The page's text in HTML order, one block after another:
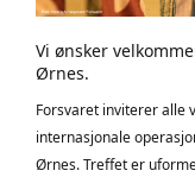
Vi ønsker
Ørnes.
Forsvaret inviterer alle
internasjonale
Ørnes. Treffet er